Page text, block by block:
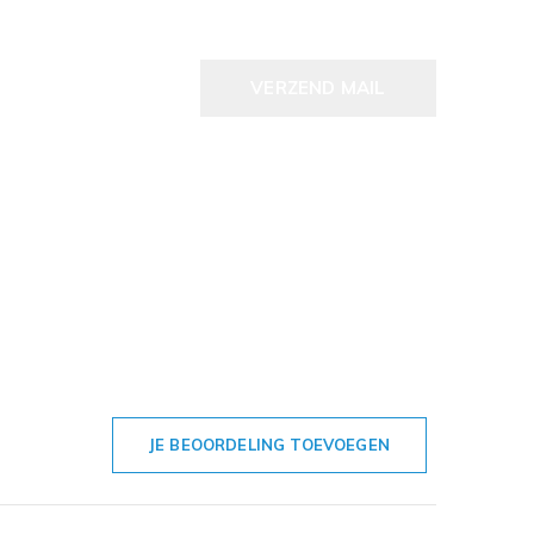
JE BEOORDELING TOEVOEGEN